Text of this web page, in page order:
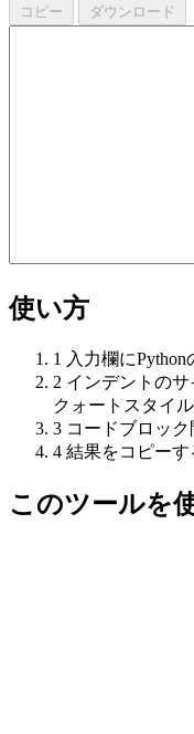
コピー ダウンロード
使い方
1 入力欄に
2 インデントのサ
クォートスタイ
3 コードブロック
4 結果をコピーす
このツールを